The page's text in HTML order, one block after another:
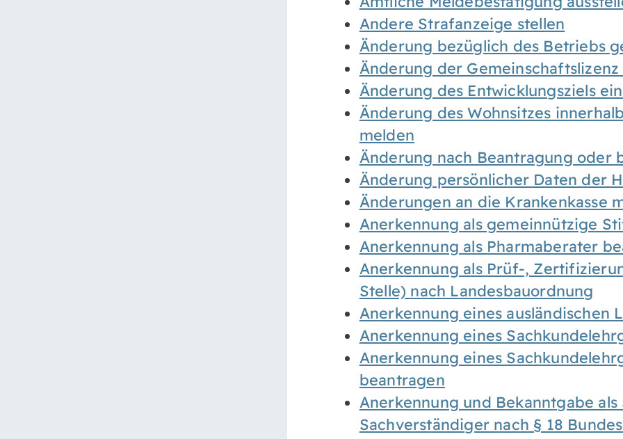
Andere Strafanzeige stellen
Änderung bezüglich des Betriebs
Änderung der
Änderung des Entwicklungsziels
Änderung des Wohnsitzes
melden
Änderung nach Beantragung oder
Änderung persönlicher Daten der
Änderungen an die Krankenkasse
Anerkennung als gemeinnützige
Anerkennung als Pharmaberater
Anerkennung als Prüf-,
Stelle) nach Landesbauordnung
Anerkennung eines ausländischen
Anerkennung eines
Anerkennung eines
beantragen
Anerkennung und Bekanntgabe
Sachverständiger nach § 18